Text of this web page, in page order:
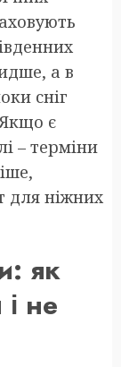
а в
сніг
Якщо є
– терміни
для ніжних
як
не